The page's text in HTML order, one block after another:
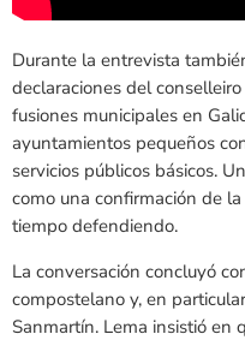
Durante la entrevista
declaraciones del
fusiones municipales en
ayuntamientos pequeños
servicios públicos básicos.
como una confirmación de
tiempo defendiendo.
La conversación concluyó
compostelano y, en
Sanmartín. Lema insistió en